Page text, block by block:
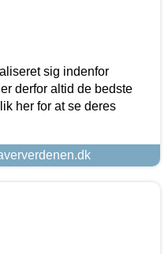
sig indenfor
derfor altid de bedste
her for at se deres